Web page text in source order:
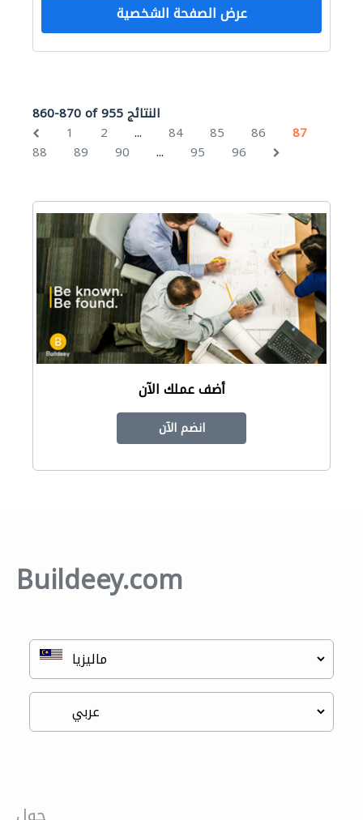
عرض الصفحة الشخصية
860-870 of 955 النتائج
1
2 ... 84 85 86
87
88
89 90 ... 95 96
أضف عملك الآن
انضم الآن
Buildeey.com